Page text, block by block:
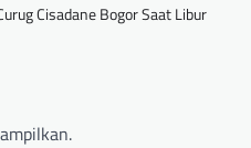
Cisadane Bogor Saat Libur